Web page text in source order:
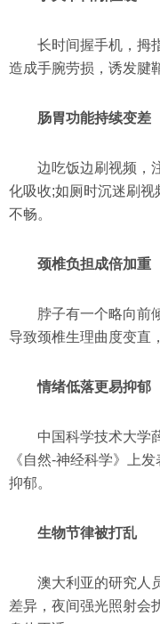
长时间握手机，拇
造成手腕劳损，诱发腱
肠胃功能持续变差
边吃饭边刷视频，
化吸收;如厕时沉迷刷
不畅。
颈椎负担成倍加重
脖子有一个略向前
导致颈椎生理曲度变直
情绪低落更易抑郁
中国科学技术大学
《自然-神经科学》上
抑郁。
生物节律被打乱
澳大利亚的研究人
差异，夜间强光照射会